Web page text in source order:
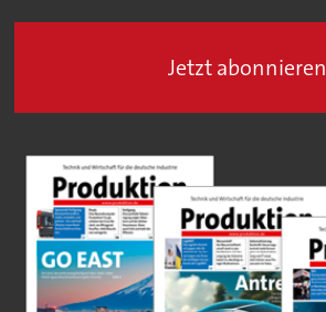
Jetzt abonnieren